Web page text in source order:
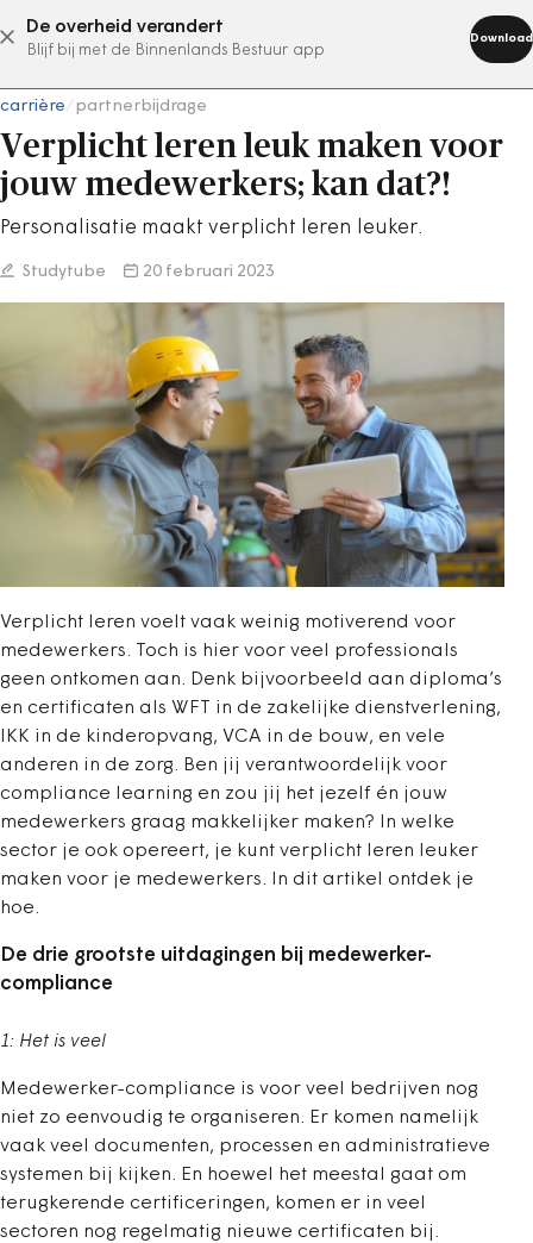
De overheid verandert
Blijf bij met de Binnenlands Bestuur app
Download
abonneer nu
carrière partnerbijdrage
Verplicht leren leuk maken voor
jouw medewerkers; kan dat?!
Personalisatie maakt verplicht leren leuker.
Studytube 20 februari 2023
Verplicht leren voelt vaak weinig motiverend voor
medewerkers. Toch is hier voor veel professionals
geen ontkomen aan. Denk bijvoorbeeld aan diploma’s
en certificaten als WFT in de zakelijke dienstverlening,
IKK in de kinderopvang, VCA in de bouw, en vele
anderen in de zorg. Ben jij verantwoordelijk voor
compliance learning en zou jij het jezelf én jouw
medewerkers graag makkelijker maken? In welke
sector je ook opereert, je kunt verplicht leren leuker
maken voor je medewerkers. In dit artikel ontdek je
hoe.
De drie grootste uitdagingen bij medewerker-
compliance
1: Het is veel
Medewerker-compliance is voor veel bedrijven nog
niet zo eenvoudig te organiseren. Er komen namelijk
vaak veel documenten, processen en administratieve
systemen bij kijken. En hoewel het meestal gaat om
terugkerende certificeringen, komen er in veel
sectoren nog regelmatig nieuwe certificaten bij.